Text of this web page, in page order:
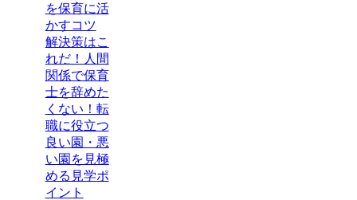
を保育に活
かすコツ
解決策はこ
れだ！人間
関係で保育
士を辞めた
くない！転
職に役立つ
良い園・悪
い園を見極
める見学ポ
イント